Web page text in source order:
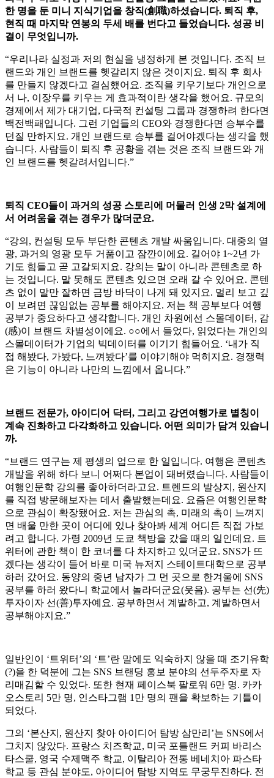
한 명을 둔 미니 지식기업을 창직(創職)하셨습니다. 퇴직 후,
현직 때 마지막 연봉의 두세 배를 번다고 들었습니다. 성공 비
결이 무엇입니까.
“우리나라 실정과 저의 현실을 냉정하게 본 것입니다. 조직 브
랜드와 개인 브랜드를 헷갈리지 않은 것이지요. 퇴직 후 회사
를 만들지 않겠다고 결심했어요. 조직을 키우기보다 개인으로
서 나, 이장우를 키우는 게 효과적이란 생각을 했어요. 규모의
경제에서 제가 대기업, 다국적 컨설팅 그룹과 경쟁하려 한다면
백전백패입니다. 그런 기업들의 CEO와 경쟁한다면 승부수를
던질 만하지요. 개인 브랜드로 승부를 걸어야겠다는 생각을 했
습니다. 사람들이 퇴직 후 공황을 겪는 것은 조직 브랜드와 개
인 브랜드를 헷갈려서입니다.”
퇴직 CEO들이 과거의 성공 스토리에 머물러 인생 2막 설계에
서 어려움을 겪는 경우가 많더군요.
“강의, 컨설팅 모두 부단한 콘텐츠 개발 싸움입니다. 대중의 열
광, 과거의 영광 모두 거품이고 잠깐이에요. 길어야 1~2년 가
기도 힘들고 곧 고갈되지요. 강의는 말이 아니라 콘텐츠로 하
는 것입니다. 말 못해도 콘텐츠 있으면 오래 갈 수 있어요. 콘텐
츠 없이 말만 잘하면 금방 바닥이 나게 돼 있지요. 멀리 보고 깊
이 보려면 끊임없는 공부를 해야지요. 저는 책 공부보다 여행
공부가 중요하다고 생각합니다. 개인 차원에선 스몰데이터, 감
(感)이 브랜드 차별성이에요. ○○에서 들었다, 읽었다는 개인의
스몰데이터가 기업의 빅데이터를 이기기 힘들어요. ‘내가 직
접 해봤다, 가봤다, 느껴봤다’를 이야기해야 먹히지요. 경쟁력
은 기능이 아니라 나만의 느낌에서 옵니다.”
브랜드 전문가, 아이디어 닥터, 그리고 강연여행가로 별칭이
계속 진화하고 다각화하고 있습니다. 어떤 의미가 담겨 있습니
까.
“브랜드 연구는 제 평생의 업으로 한 일입니다. 여행은 콘텐츠
개발을 위해 하다 보니 어쩌다 본업이 돼버렸습니다. 사람들이
여행인문학 강의를 좋아하더라고요. 트렌드의 발상지, 원산지
를 직접 방문해보자는 데서 출발했는데요. 요즘은 여행인문학
으로 관심이 확장됐어요. 저는 관심의 촉, 미래의 촉이 느껴지
면 배울 만한 곳이 어디에 있나 찾아봐 세계 어디든 직접 가보
려고 합니다. 가령 2009년 도쿄 책방을 갔을 때의 일인데요. 트
위터에 관한 책이 한 코너를 다 차지하고 있더군요. SNS가 뜨
겠다는 생각이 들어 바로 미국 뉴저지 스테이트대학으로 공부
하러 갔어요. 동양의 중년 남자가 그 먼 곳으로 한겨울에 SNS
공부를 하러 왔다니 학교에서 놀라더군요(웃음). 공부는 선(先)
투자이자 선(善)투자예요. 공부하면서 계발하고, 계발하면서
공부해야지요.”
일반인이 ‘트위터’의 ‘트’란 말에도 익숙하지 않을 때 조기유학
(?)을 한 덕분에 그는 SNS 브랜딩 홍보 분야의 선두주자로 자
리매김할 수 있었다. 또한 현재 페이스북 팔로워 6만 명. 카카
오스토리 5만 명, 인스타그램 1만 명의 팬을 확보하는 기틀이
되었다.
그의 ‘본산지, 원산지 찾아 아이디어 탐방 삼만리’는 SNS에서
그치지 않았다. 프랑스 치즈학교, 미국 포틀랜드 커피 바리스
타스쿨, 영국 수제맥주 학교, 이탈리아 전통 베네치아 파스타
학교 등 관심 분야도, 아이디어 탐방 지역도 무궁무진하다. 전